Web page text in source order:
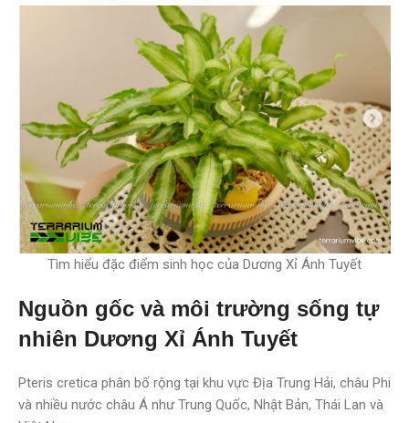
Tìm hiểu đặc điểm sinh học của Dương Xỉ Ánh Tuyết
Nguồn gốc và môi trường sống tự
nhiên Dương Xỉ Ánh Tuyết
Pteris cretica phân bố rộng tại khu vực Địa Trung Hải, châu Phi
và nhiều nước châu Á như Trung Quốc, Nhật Bản, Thái Lan và